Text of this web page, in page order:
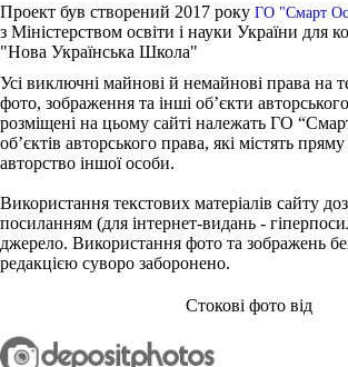
Проект був створений 2017 року ГО "Смарт
з Міністерством освіти і науки України для
"Нова Українська Школа"
Усі виключні майнові й немайнові права на
фото, зображення та інші об’єкти
розміщені на цьому сайті належать ГО
об’єктів авторського права, які містять
авторство іншої особи.
Використання текстових матеріалів сайту
посиланням (для інтернет-видань -
джерело. Використання фото та зображень
редакцією суворо заборонено.
Стокові фото від